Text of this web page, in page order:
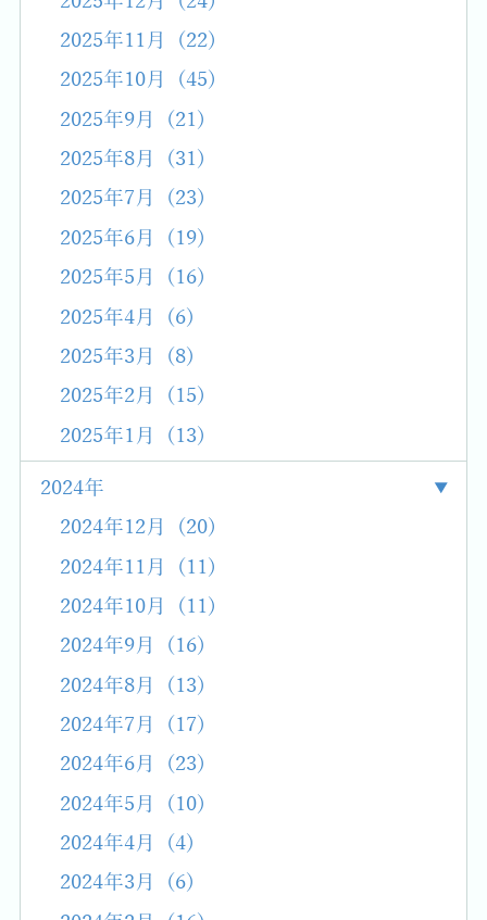
2025年11月 (22)
2025年10月 (45)
2025年9月 (21)
2025年8月 (31)
2025年7月 (23)
2025年6月 (19)
2025年5月 (16)
2025年4月 (6)
2025年3月 (8)
2025年2月 (15)
2025年1月 (13)
2024年
2024年12月 (20)
2024年11月 (11)
2024年10月 (11)
2024年9月 (16)
2024年8月 (13)
2024年7月 (17)
2024年6月 (23)
2024年5月 (10)
2024年4月 (4)
2024年3月 (6)